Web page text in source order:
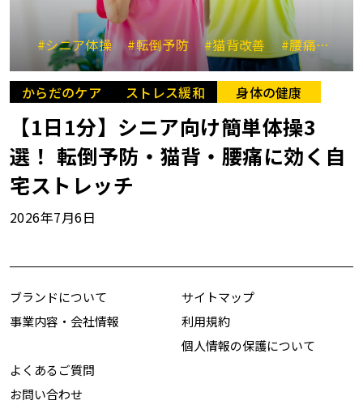
#シニア体操 #転倒予防 #猫背改善 #腰痛改善
からだのケア ストレス緩和 身体の健康
【1日1分】シニア向け簡単体操3
選！ 転倒予防・猫背・腰痛に効く自
宅ストレッチ
2026年7月6日
ブランドについて
事業内容・会社情報
サイトマップ
利用規約
個人情報の保護について
よくあるご質問
お問い合わせ